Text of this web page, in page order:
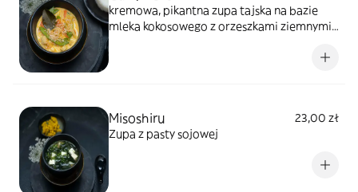
kremowa, pikantna zupa tajska na bazie
mleka kokosowego z orzeszkami ziemnymi,
Misoshiru
23,00 zł
Zupa z pasty sojowej